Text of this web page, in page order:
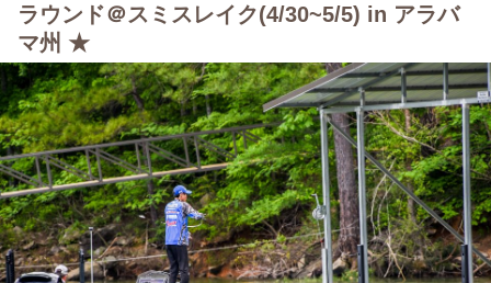
ラウンド＠スミスレイク(4/30~5/5) in アラバ
マ州 ★